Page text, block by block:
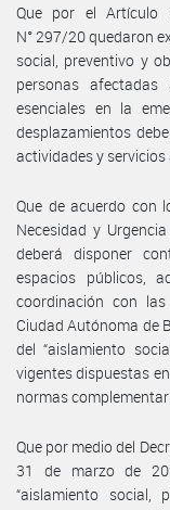
Que por el Artículo
N° 297/20 quedaron
social, preventivo y
personas
esenciales en la
desplazamientos
actividades y servicios
Que de acuerdo con
Necesidad y
deberá disponer
espacios públicos,
coordinación con
Ciudad Autónoma de
del “aislamiento
vigentes dispuestas
normas
Que por medio del
31 de marzo de
“aislamiento social,